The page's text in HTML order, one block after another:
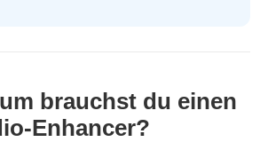
brauchst du einen
Enhancer?